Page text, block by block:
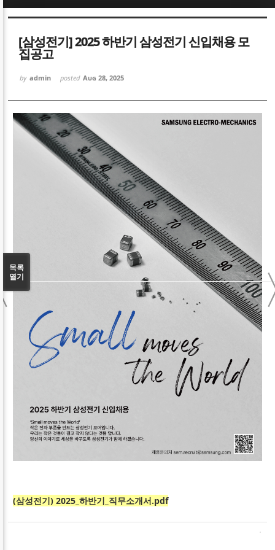
[삼성전기] 2025 하반기 삼성전기 신입채용 모
집공고
by admin posted Aug 28, 2025
(삼성전기) 2025_하반기_직무소개서.pdf
목록
열기
Sketchbook5, 스케치북5
Sketchbook5, 스케치북5
Sketchbook5, 스케치북5
Sketchbook5, 스케치북5